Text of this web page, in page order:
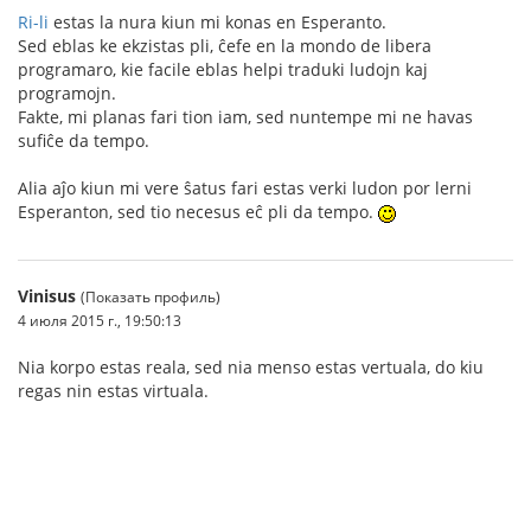
Ri-li estas la nura kiun mi konas en Esperanto.
Sed eblas ke ekzistas pli, ĉefe en la mondo de libera
programaro, kie facile eblas helpi traduki ludojn kaj
programojn.
Fakte, mi planas fari tion iam, sed nuntempe mi ne havas
sufiĉe da tempo.
Alia aĵo kiun mi vere ŝatus fari estas verki ludon por lerni
Esperanton, sed tio necesus eĉ pli da tempo.
Vinisus (Показать профиль)
4 июля 2015 г., 19:50:13
Nia korpo estas reala, sed nia menso estas vertuala, do kiu
regas nin estas virtuala.